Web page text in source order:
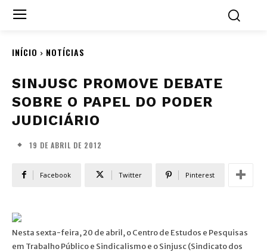
INÍCIO NOTÍCIAS
SINJUSC PROMOVE DEBATE
SOBRE O PAPEL DO PODER
JUDICIÁRIO
19 DE ABRIL DE 2012
Facebook Twitter Pinterest
Nesta sexta-feira, 20 de abril, o Centro de Estudos e Pesquisas
em Trabalho Público e Sindicalismo e o Sinjusc (Sindicato dos